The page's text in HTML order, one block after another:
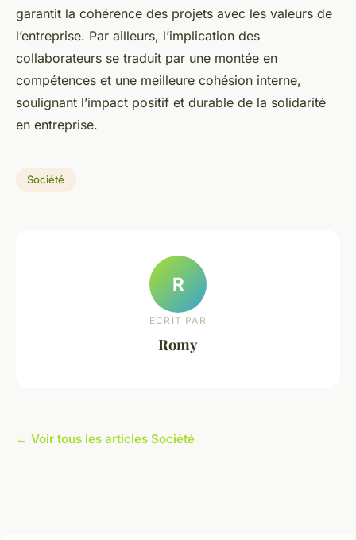
garantit la cohérence des projets avec les valeurs de
l’entreprise. Par ailleurs, l’implication des
collaborateurs se traduit par une montée en
compétences et une meilleure cohésion interne,
soulignant l’impact positif et durable de la solidarité
en entreprise.
Société
R
ECRIT PAR
Romy
← Voir tous les articles Société